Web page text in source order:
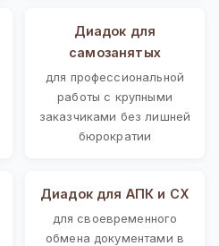
Диадок для
самозанятых
для профессиональной
работы с крупными
заказчиками без лишней
бюрократии
Диадок для АПК и СХ
для своевременного
обмена документами в